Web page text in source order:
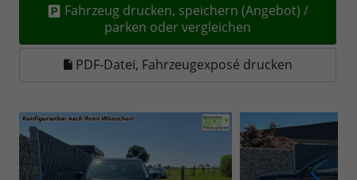
Fahrzeug drucken, speichern (Angebot) /
parken oder vergleichen
PDF-Datei, Fahrzeugexposé drucken